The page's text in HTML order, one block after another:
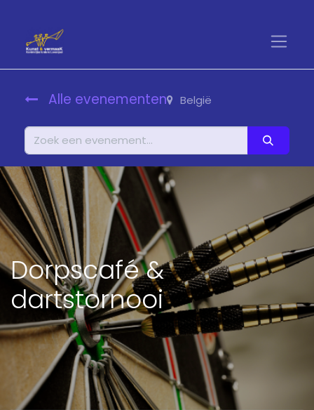
Alle evenementen België
Dorpscafé &
dartstornooi